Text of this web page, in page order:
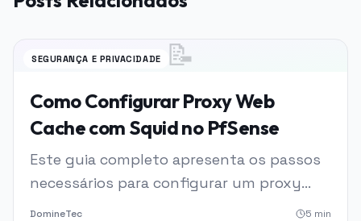
📝
SEGURANÇA E PRIVACIDADE
Como Configurar Proxy Web
Cache com Squid no PfSense
Este guia completo apresenta os passos
necessários para configurar um proxy
web cache utilizando o Squid no PfSense,
DomineTec 5 min